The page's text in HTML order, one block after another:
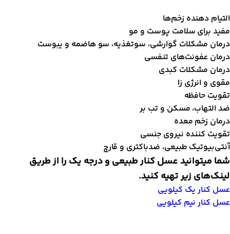
دهنده زخم‌ها
برای سلامت پوست و مو
مشکلات گوارشی، سوتغذیه، سو هاضمه و یبوست
عفونت‌های تنفسی
مشکلات کبدی
و انرژی زا
حافظه
التهاب، مسکن و تب بر
زخم معده
کننده نیروی جنسی
طبیعی، ضد‌باکتری و قارچ
میتوانید عسل کنار طبیعی و درجه یک را از طریق
زیر تهیه کنید.
کنار یک کیلویی
کنار نیم کیلویی